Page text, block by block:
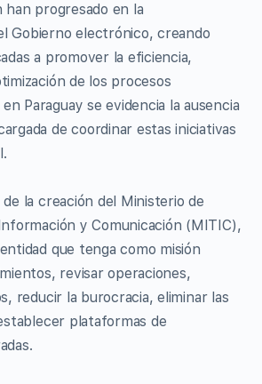
han progresado en la
Gobierno electrónico, creando
a promover la eficiencia,
de los procesos
Paraguay se evidencia la ausencia
de coordinar estas iniciativas
de la creación del Ministerio de
y Comunicación (MITIC),
que tenga como misión
revisar operaciones,
reducir la burocracia, eliminar las
plataformas de